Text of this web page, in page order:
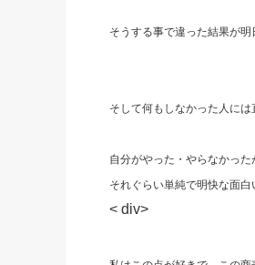
そうする事で違った結果が明
そして何もしなかった人には
自分がやった・やらなかっ
それぐらい単純で明快な面白
< div>